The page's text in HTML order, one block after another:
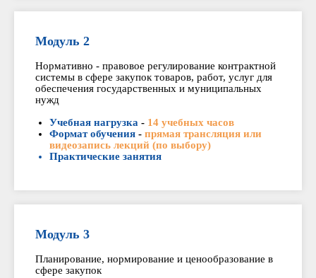
Модуль 2
Нормативно - правовое регулирование контрактной
системы в сфере закупок товаров, работ, услуг для
обеспечения государственных и муниципальных
нужд
Учебная нагрузка - 14 учебных часов
Формат обучения - прямая трансляция или
видеозапись лекций (по выбору)
Практические занятия
Модуль 3
Планирование, нормирование и ценообразование в
сфере закупок